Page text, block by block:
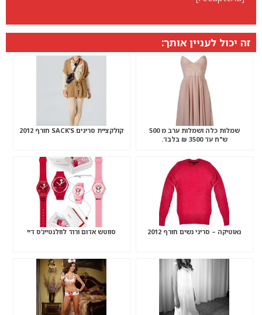
זה יכול לעניין אותך:
שמלות כלה ושמלות ערב מ 500
ש"ח עד 3500 ₪ בלבד.
קולקציית סריגים SACK’S חורף 2012
נאוטיקה – סריגי נשים חורף 2012 סווטש אדום ורוד לוולנטיינ’ס דיי